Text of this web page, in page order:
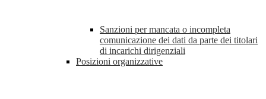
Sanzioni per mancata o incompleta
comunicazione dei dati da parte dei titolari
di incarichi dirigenziali
Posizioni organizzative